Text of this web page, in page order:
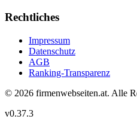
Rechtliches
Impressum
Datenschutz
AGB
Ranking-Transparenz
© 2026 firmenwebseiten.at. Alle
v0.37.3